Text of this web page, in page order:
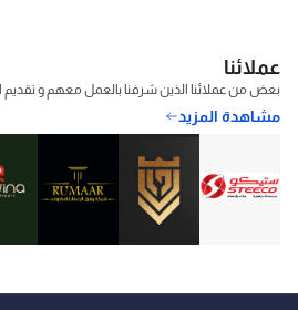
عملائنا
بعض من عملائنا الذين شرفنا بالعمل معهم و تقديم
مشاهدة المزيد